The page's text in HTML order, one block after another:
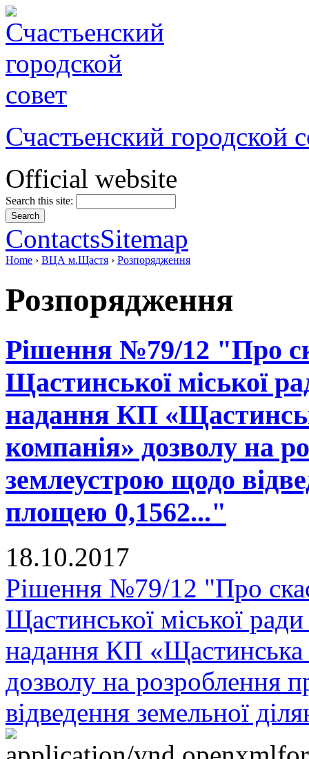
Счастьенский городской
Official website
Search this site:
ContactsSitemap
Home › ВЦА м.Щастя › Розпорядження
Розпорядження
Рішення №79/12 "Про
Щастинської міської
надання КП
компанія» дозволу на
землеустрою щодо
площею 0,1562..."
18.10.2017
Рішення №79/12 "Про
Щастинської міської
надання КП «Щастинська
дозволу на розроблення
відведення земельної